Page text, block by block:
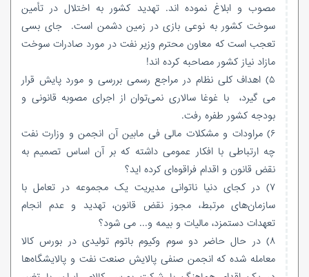
مصوب و ابلاغ نموده اند. تهدید کشور به اختلال در تأمین
سوخت کشور به نوعی بازی در زمین دشمن است. جای بسی
تعجب است که معاون محترم وزیر نفت در مورد صادرات سوخت
مازاد نیاز کشور مصاحبه کرده اند!
۵) اهداف کلی نظام در مراجع رسمی بررسی و مورد پایش قرار
می گیرد، با غوغا سالاری نمی‌توان از اجرای مصوبه قانونی و
بودجه کشور طفره رفت.
۶) مراودات و مشکلات مالی فی مابین آن انجمن و وزارت نفت
چه ارتباطی با افکار عمومی داشته که بر آن اساس تصمیم به
نقض قانون و اقدام فراقوه‌ای کرده اید؟
۷) در کجای دنیا ناتوانی مدیریت یک مجموعه در تعامل با
سازمان‌های مرتبط، مجوز نقض قانون، تهدید و عدم انجام
تعهدات دستمزد، مالیات و بیمه و... می شود؟
۸) در حال حاضر دو سوم وکیوم باتوم تولیدی در بورس کالا
معامله شده که انجمن صنفی پالایش صنعت نفت و پالایشگاه‌ها